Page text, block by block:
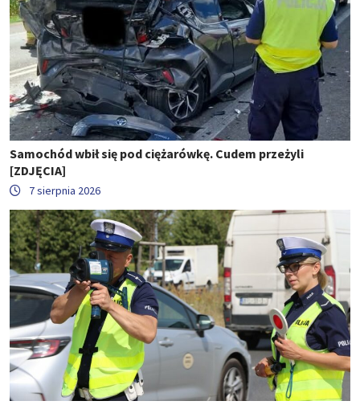
Samochód wbił się pod ciężarówkę. Cudem przeżyli
[ZDJĘCIA]
7 sierpnia 2026